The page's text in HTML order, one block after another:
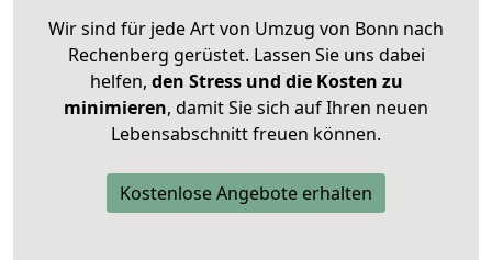
Wir sind für jede Art von Umzug von Bonn nach
Rechenberg gerüstet. Lassen Sie uns dabei
helfen, den Stress und die Kosten zu
minimieren, damit Sie sich auf Ihren neuen
Lebensabschnitt freuen können.
Kostenlose Angebote erhalten